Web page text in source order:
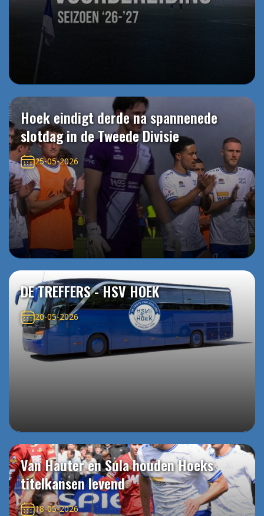
Hoek eindigt derde na spannenede
slotdag in de Tweede Divisie
25-05-2026
DE TREFFERS - HSV HOEK
20-05-2026
Van Hauter en Sula houden Hoeks
titelkansen levend
18-05-2026